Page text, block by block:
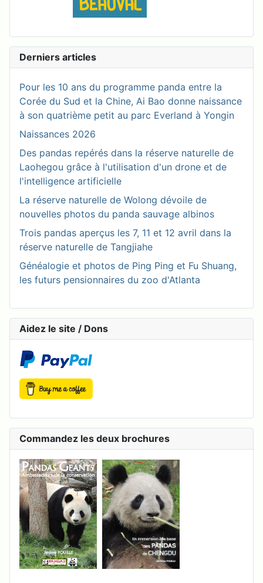
Derniers articles
Pour les 10 ans du programme panda entre la
Corée du Sud et la Chine, Ai Bao donne naissance
à son quatrième petit au parc Everland à Yongin
Naissances 2026
Des pandas repérés dans la réserve naturelle de
Laohegou grâce à l'utilisation d'un drone et de
l'intelligence artificielle
La réserve naturelle de Wolong dévoile de
nouvelles photos du panda sauvage albinos
Trois pandas aperçus les 7, 11 et 12 avril dans la
réserve naturelle de Tangjiahe
Généalogie et photos de Ping Ping et Fu Shuang,
les futurs pensionnaires du zoo d'Atlanta
Aidez le site / Dons
Commandez les deux brochures